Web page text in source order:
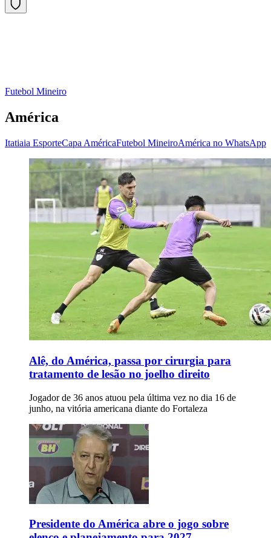
Futebol Mineiro
América
Itatiaia EsporteCapa AméricaFutebol MineiroAmérica no WhatsApp
Alê, do América, passa por cirurgia para
tratamento de lesão no joelho direito
Jogador de 36 anos atuou pela última vez no dia 16 de
junho, na vitória americana diante do Fortaleza
Presidente do América abre o jogo sobre